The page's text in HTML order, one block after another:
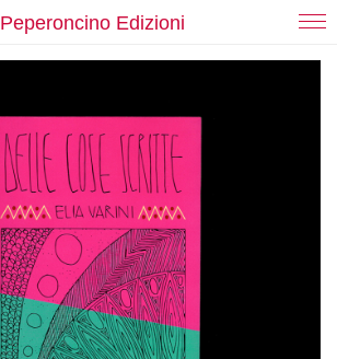
Peperoncino Edizioni